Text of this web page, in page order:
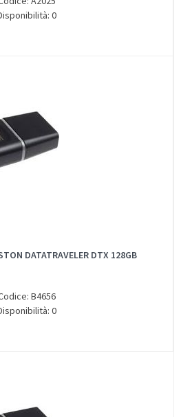
0
DATATRAVELER DTX 128GB
B4656
0